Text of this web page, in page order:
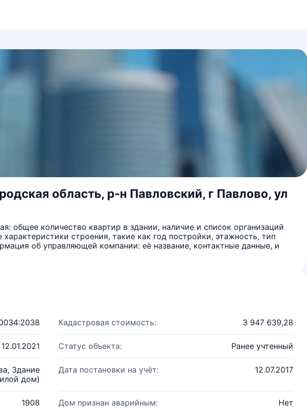
область, р-н Павловский, г Павлово, ул
общее количество квартир в здании, наличие и список организаций
строения, такие как год постройки, этажность, тип
об управляющей компании: её название, контактные данные, и
Кадастровая стоимость: 3 947 639,28
12.01.2021 Статус объекта: Ранее учтенный
Здание
дом)
Дата постановки на учёт: 12.07.2017
1908 Дом признан аварийным: Нет